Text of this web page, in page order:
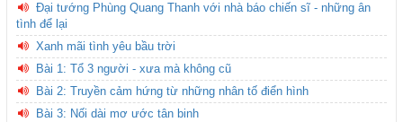
Đại tướng Phùng Quang Thanh với nhà báo chiến sĩ - những ân
tình để lại
Xanh mãi tình yêu bầu trời
Bài 1: Tổ 3 người - xưa mà không cũ
Bài 2: Truyền cảm hứng từ những nhân tố điển hình
Bài 3: Nối dài mơ ước tân binh